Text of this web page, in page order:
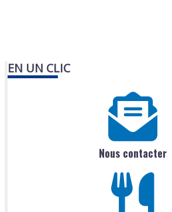
EN UN CLIC
Nous contacter